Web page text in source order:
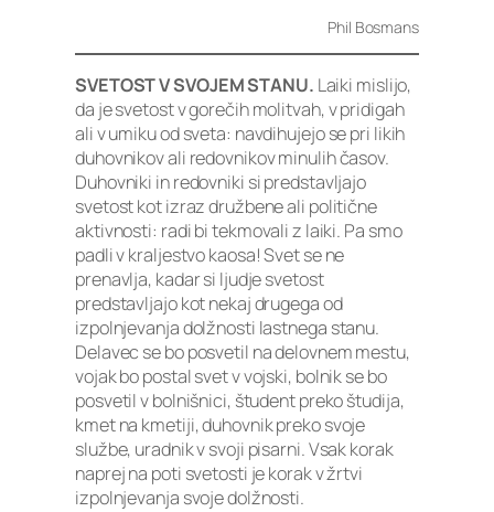
Phil Bosmans
SVETOST V SVOJEM STANU. Laiki mislijo,
da je svetost v gorečih molitvah, v pridigah
ali v umiku od sveta: navdihujejo se pri likih
duhovnikov ali redovnikov minulih časov.
Duhovniki in redovniki si predstavljajo
svetost kot izraz družbene ali politične
aktivnosti: radi bi tekmovali z laiki. Pa smo
padli v kraljestvo kaosa! Svet se ne
prenavlja, kadar si ljudje svetost
predstavljajo kot nekaj drugega od
izpolnjevanja dolžnosti lastnega stanu.
Delavec se bo posvetil na delovnem mestu,
vojak bo postal svet v vojski, bolnik se bo
posvetil v bolnišnici, študent preko študija,
kmet na kmetiji, duhovnik preko svoje
službe, uradnik v svoji pisarni. Vsak korak
naprej na poti svetosti je korak v žrtvi
izpolnjevanja svoje dolžnosti.